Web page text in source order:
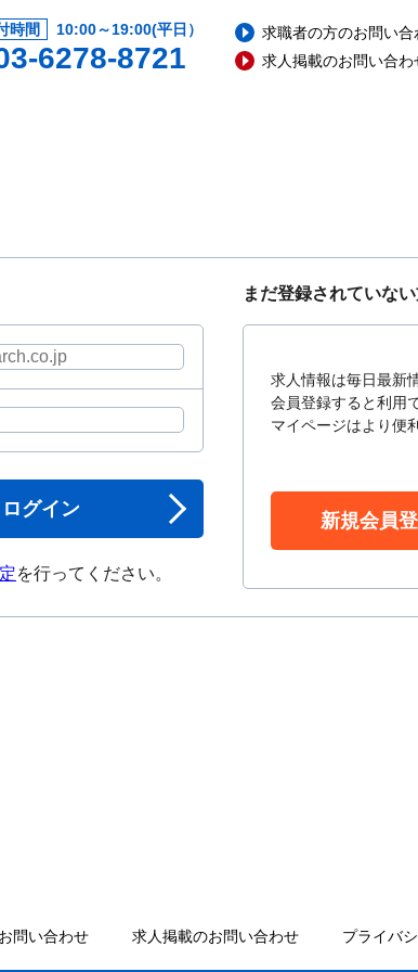
時間 10:00～19:00(平日）
6278-8721
求職者の方のお問い合
求人掲載のお問い合わ
ログイン
を行ってください。
まだ登録されていな
求人情報は毎日最新
会員登録すると利用
マイページはより便
新規会員
問い合わせ 求人掲載のお問い合わせ プライバ